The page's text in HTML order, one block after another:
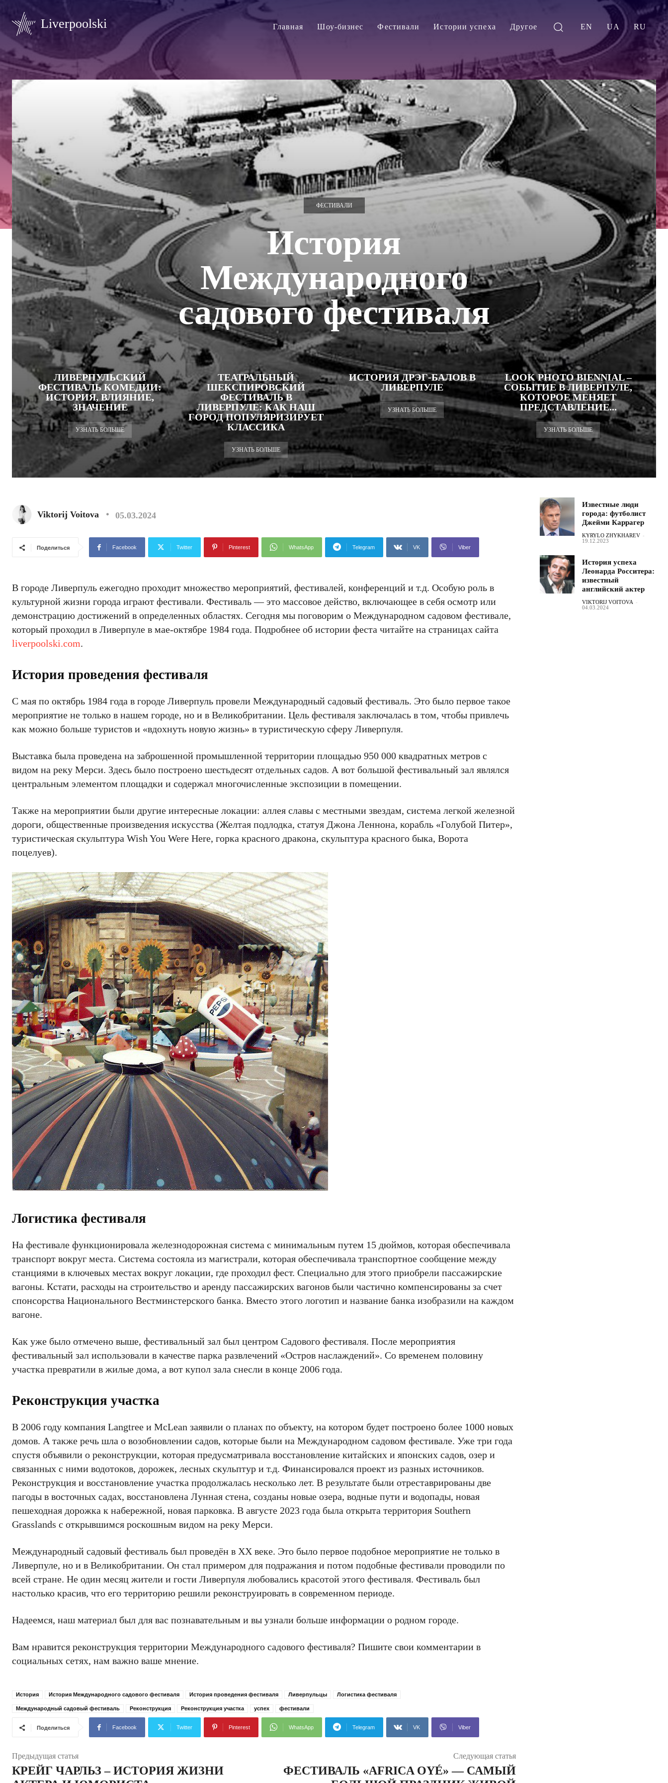
Liverpoolski Главная Шоу-бизнес Фестивали Истории успеха Другое EN UA RU
ФЕСТИВАЛИ
История
Международного
садового фестиваля
ЛИВЕРПУЛЬСКИЙ
ФЕСТИВАЛЬ КОМЕДИИ:
ИСТОРИЯ, ВЛИЯНИЕ,
ЗНАЧЕНИЕ
УЗНАТЬ БОЛЬШЕ
ТЕАТРАЛЬНЫЙ
ШЕКСПИРОВСКИЙ
ФЕСТИВАЛЬ В
ЛИВЕРПУЛЕ: КАК НАШ
ГОРОД ПОПУЛЯРИЗИРУЕТ
КЛАССИКА
УЗНАТЬ БОЛЬШЕ
ИСТОРИЯ ДРЭГ-БАЛОВ В
ЛИВЕРПУЛЕ
УЗНАТЬ БОЛЬШЕ
LOOK PHOTO BIENNIAL –
СОБЫТИЕ В ЛИВЕРПУЛЕ,
КОТОРОЕ МЕНЯЕТ
ПРЕДСТАВЛЕНИЕ...
УЗНАТЬ БОЛЬШЕ
Viktorij Voitova 05.03.2024
Поделиться Facebook Twitter Pinterest WhatsApp Telegram VK Viber
В городе Ливерпуль ежегодно проходит множество мероприятий, фестивалей, конференций и т.д. Особую роль в
культурной жизни города играют фестивали. Фестиваль — это массовое действо, включающее в себя осмотр или
демонстрацию достижений в определенных областях. Сегодня мы поговорим о Международном садовом фестивале,
который проходил в Ливерпуле в мае-октябре 1984 года. Подробнее об истории феста читайте на страницах сайта
liverpoolski.com.
История проведения фестиваля
С мая по октябрь 1984 года в городе Ливерпуль провели Международный садовый фестиваль. Это было первое такое
мероприятие не только в нашем городе, но и в Великобритании. Цель фестиваля заключалась в том, чтобы привлечь
как можно больше туристов и «вдохнуть новую жизнь» в туристическую сферу Ливерпуля.
Выставка была проведена на заброшенной промышленной территории площадью 950 000 квадратных метров с
видом на реку Мерси. Здесь было построено шестьдесят отдельных садов. А вот большой фестивальный зал являлся
центральным элементом площадки и содержал многочисленные экспозиции в помещении.
Также на мероприятии были другие интересные локации: аллея славы с местными звездам, система легкой железной
дороги, общественные произведения искусства (Желтая подлодка, статуя Джона Леннона, корабль «Голубой Питер»,
туристическая скульптура Wish You Were Here, горка красного дракона, скульптура красного быка, Ворота
поцелуев).
Логистика фестиваля
На фестивале функционировала железнодорожная система с минимальным путем 15 дюймов, которая обеспечивала
транспорт вокруг места. Система состояла из магистрали, которая обеспечивала транспортное сообщение между
станциями в ключевых местах вокруг локации, где проходил фест. Специально для этого приобрели пассажирские
вагоны. Кстати, расходы на строительство и аренду пассажирских вагонов были частично компенсированы за счет
спонсорства Национального Вестминстерского банка. Вместо этого логотип и название банка изобразили на каждом
вагоне.
Как уже было отмечено выше, фестивальный зал был центром Садового фестиваля. После мероприятия
фестивальный зал использовали в качестве парка развлечений «Остров наслаждений». Со временем половину
участка превратили в жилые дома, а вот купол зала снесли в конце 2006 года.
Реконструкция участка
В 2006 году компания Langtree и McLean заявили о планах по объекту, на котором будет построено более 1000 новых
домов. А также речь шла о возобновлении садов, которые были на Международном садовом фестивале. Уже три года
спустя объявили о реконструкции, которая предусматривала восстановление китайских и японских садов, озер и
связанных с ними водотоков, дорожек, лесных скульптур и т.д. Финансировался проект из разных источников.
Реконструкция и восстановление участка продолжалась несколько лет. В результате были отреставрированы две
пагоды в восточных садах, восстановлена Лунная стена, созданы новые озера, водные пути и водопады, новая
пешеходная дорожка к набережной, новая парковка. В августе 2023 года была открыта территория Southern
Grasslands с открывшимся роскошным видом на реку Мерси.
Международный садовый фестиваль был проведён в ХХ веке. Это было первое подобное мероприятие не только в
Ливерпуле, но и в Великобритании. Он стал примером для подражания и потом подобные фестивали проводили по
всей стране. Не один месяц жители и гости Ливерпуля любовались красотой этого фестиваля. Фестиваль был
настолько красив, что его территорию решили реконструировать в современном периоде.
Надеемся, наш материал был для вас познавательным и вы узнали больше информации о родном городе.
Вам нравится реконструкция территории Международного садового фестиваля? Пишите свои комментарии в
социальных сетях, нам важно ваше мнение.
История История Международного садового фестиваля История проведения фестиваля Ливерпульцы Логистика фестиваля
Международный садовый фестиваль Реконструкция Реконструкция участка успех фестивали
Поделиться Facebook Twitter Pinterest WhatsApp Telegram VK Viber
Предыдущая статья
КРЕЙГ ЧАРЛЬЗ – ИСТОРИЯ ЖИЗНИ
Следующая статья
ФЕСТИВАЛЬ «AFRICA OYÉ» — САМЫЙ
Известные люди
города: футболист
Джейми Каррагер
KYRYLO ZHYKHAREV -
19.12.2023
История успеха
Леонарда Росситера:
известный
английский актер
VIKTORIJ VOITOVA -
04.03.2024